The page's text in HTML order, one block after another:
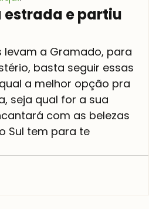
estrada e partiu
levam a Gramado, para
basta seguir essas
a melhor opção pra
seja qual for a sua
com as belezas
Sul tem para te